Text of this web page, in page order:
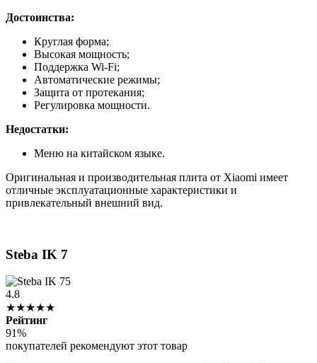
Достоинства:
Круглая форма;
Высокая мощность;
Поддержка Wi-Fi;
Автоматические режимы;
Защита от протекания;
Регулировка мощности.
Недостатки:
Меню на китайском языке.
Оригинальная и производительная плита от Xiaomi имеет
отличные эксплуатационные характеристики и
привлекательный внешний вид.
Steba IK 7
4.8
★★★★★
Рейтинг
91%
покупателей рекомендуют этот товар